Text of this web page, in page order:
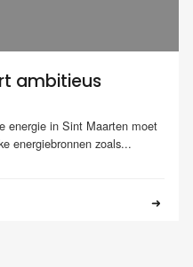
ambitieus
energie in Sint Maarten moet
energiebronnen zoals...